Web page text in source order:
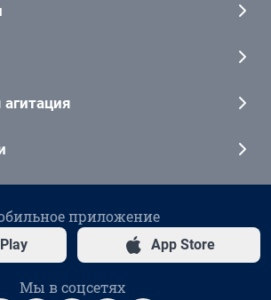
приложение
App Store
Мы в соцсетях